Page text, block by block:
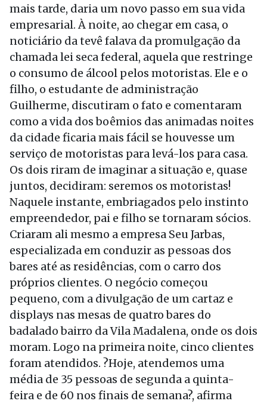
mais tarde, daria um novo passo em sua vida
empresarial. À noite, ao chegar em casa, o
noticiário da tevê falava da promulgação da
chamada lei seca federal, aquela que restringe
o consumo de álcool pelos motoristas. Ele e o
filho, o estudante de administração
Guilherme, discutiram o fato e comentaram
como a vida dos boêmios das animadas noites
da cidade ficaria mais fácil se houvesse um
serviço de motoristas para levá-los para casa.
Os dois riram de imaginar a situação e, quase
juntos, decidiram: seremos os motoristas!
Naquele instante, embriagados pelo instinto
empreendedor, pai e filho se tornaram sócios.
Criaram ali mesmo a empresa Seu Jarbas,
especializada em conduzir as pessoas dos
bares até as residências, com o carro dos
próprios clientes. O negócio começou
pequeno, com a divulgação de um cartaz e
displays nas mesas de quatro bares do
badalado bairro da Vila Madalena, onde os dois
moram. Logo na primeira noite, cinco clientes
foram atendidos. ?Hoje, atendemos uma
média de 35 pessoas de segunda a quinta-
feira e de 60 nos finais de semana?, afirma